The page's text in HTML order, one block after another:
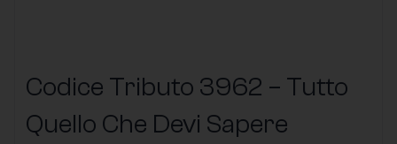
Codice Tributo 3962 – Tutto
Quello Che Devi Sapere